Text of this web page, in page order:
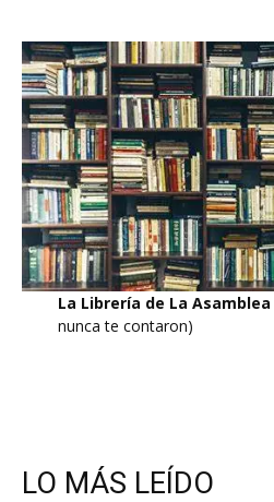
La Librería de La Asamblea
nunca te contaron)
LO MÁS LEÍDO